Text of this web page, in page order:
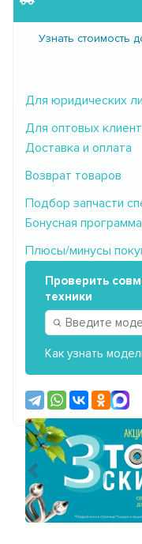
Узнать стоимость
Для юридических
Для оптовых
Доставка и оплата
Возврат товаров
Подбор запчасти
Бонусная программа
Плюсы/минусы
Проверить
техники
Как узнать
Предыдущий